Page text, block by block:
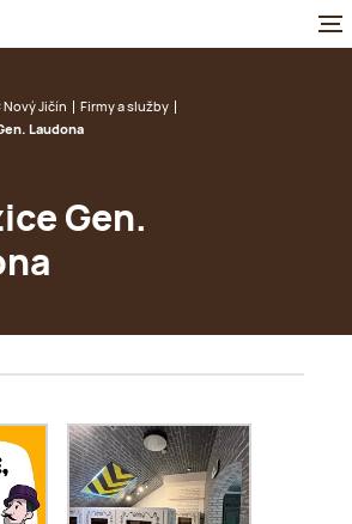
Nový Jičín
Firmy a služby
Laudona
Gen.